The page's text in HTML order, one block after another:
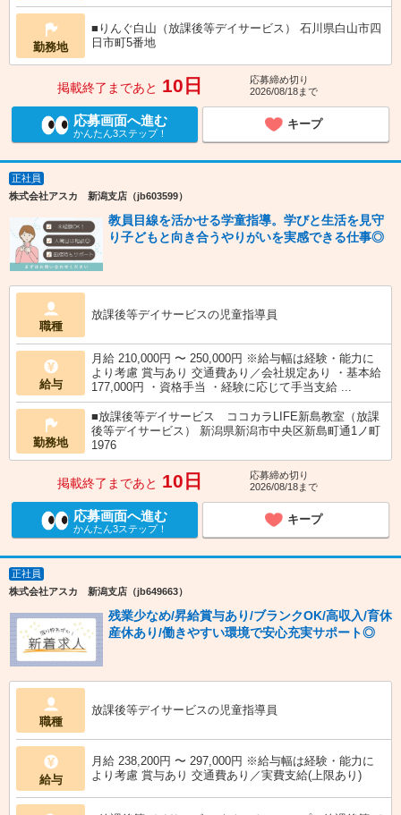
勤務地
■りんぐ白山（放課後等デイサービス） 石川県白山市四
日市町5番地
掲載終了まであと 10日
応募締め切り
2026/08/18まで
応募画面へ進む
かんたん3ステップ！
キープ
正社員
株式会社アスカ 新潟支店（jb603599）
教員目線を活かせる学童指導。学びと生活を見守
り子どもと向き合うやりがいを実感できる仕事◎
職種
放課後等デイサービスの児童指導員
給与
月給 210,000円 〜 250,000円 ※給与幅は経験・能力に
より考慮 賞与あり 交通費あり／会社規定あり ・基本給
177,000円 ・資格手当 ・経験に応じて手当支給 ...
勤務地
■放課後等デイサービス ココカラLIFE新島教室（放課
後等デイサービス） 新潟県新潟市中央区新島町通1ノ町
1976
掲載終了まであと 10日
応募締め切り
2026/08/18まで
応募画面へ進む
かんたん3ステップ！
キープ
正社員
株式会社アスカ 新潟支店（jb649663）
残業少なめ/昇給賞与あり/ブランクOK/高収入/育休
産休あり/働きやすい環境で安心充実サポート◎
職種
放課後等デイサービスの児童指導員
給与
月給 238,200円 〜 297,000円 ※給与幅は経験・能力に
より考慮 賞与あり 交通費あり／実費支給(上限あり)